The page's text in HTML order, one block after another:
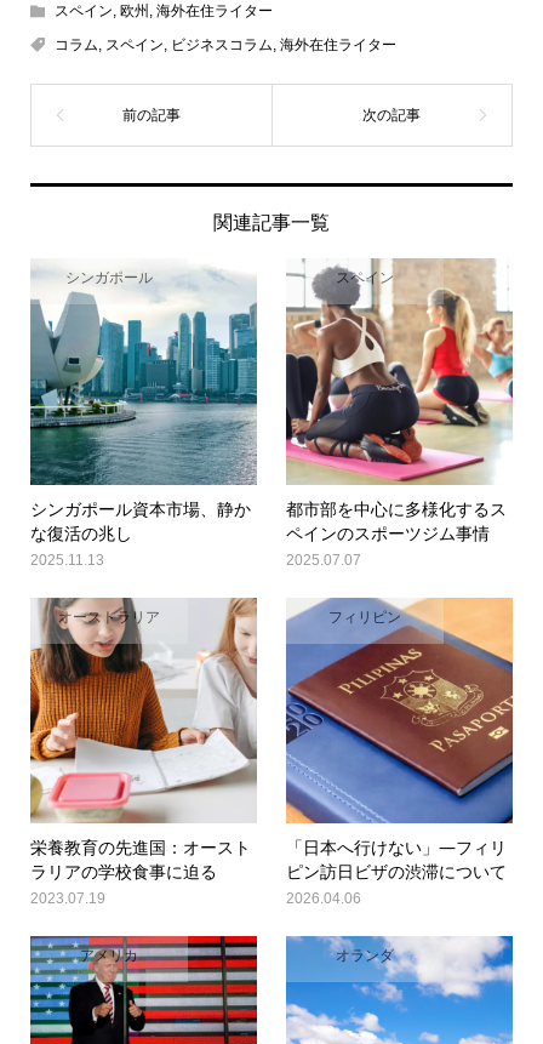
スペイン, 欧州 , 海外在住ライター
コラム, スペイン, ビジネスコラム, 海外在住ライター
関連記事一覧
シンガポール
シンガポール資本市場、静か
な復活の兆し
2025.11.13
スペイン
都市部を中心に多様化するス
ペインのスポーツジム事情
2025.07.07
オーストラリア
栄養教育の先進国：オースト
ラリアの学校食事に迫る
2023.07.19
フィリピン
「日本へ行けない」―フィリ
ピン訪日ビザの渋滞について
2026.04.06
アメリカ オランダ